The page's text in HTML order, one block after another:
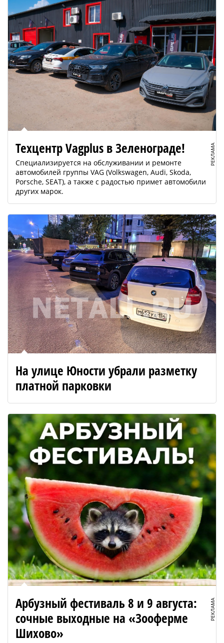
РЕКЛАМА
Техцентр Vagplus в Зеленограде!
Специализируется на обслуживании и ремонте
автомобилей группы VAG (Volkswagen, Audi, Skoda,
Porsche, SEAT), а также с радостью примет автомобили
других марок.
На улице Юности убрали разметку
платной парковки
РЕКЛАМА
Арбузный фестиваль 8 и 9 августа:
сочные выходные на «Зооферме
Шихово»